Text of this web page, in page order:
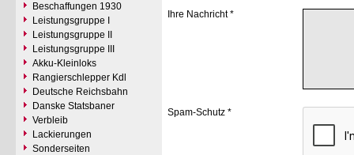
Beschaffungen 1930
Leistungsgruppe I
Leistungsgruppe II
Leistungsgruppe III
Akku-Kleinloks
Rangierschlepper Kdl
Deutsche Reichsbahn
Danske Statsbaner
Verbleib
Lackierungen
Sonderseiten
Ihre Nachricht *
Spam-Schutz *